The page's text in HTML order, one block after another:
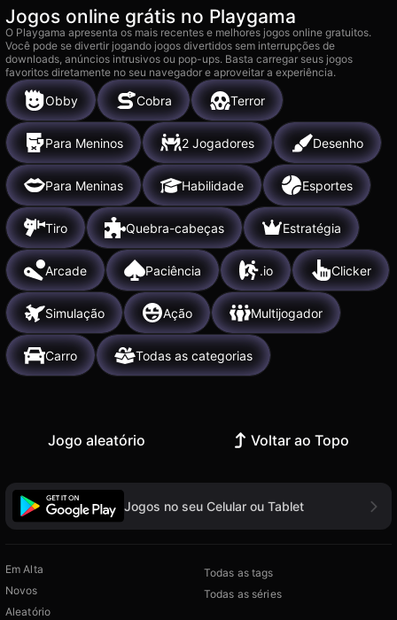
Jogos online grátis no Playgama
O Playgama apresenta os mais recentes e melhores jogos online gratuitos.
Você pode se divertir jogando jogos divertidos sem interrupções de
downloads, anúncios intrusivos ou pop-ups. Basta carregar seus jogos
favoritos diretamente no seu navegador e aproveitar a experiência.
Obby Cobra Terror
Para Meninos 2 Jogadores Desenho
Para Meninas Habilidade Esportes
Tiro Quebra-cabeças Estratégia
Arcade Paciência .io Clicker
Simulação Ação Multijogador
Carro Todas as categorias
Jogo aleatório Voltar ao Topo
Jogos no seu Celular ou Tablet
Em Alta
Novos
Aleatório
Todas as tags
Todas as séries